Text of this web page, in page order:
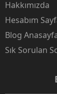
Hakkımızda
Hesabım
Blog
Sık Sorulan